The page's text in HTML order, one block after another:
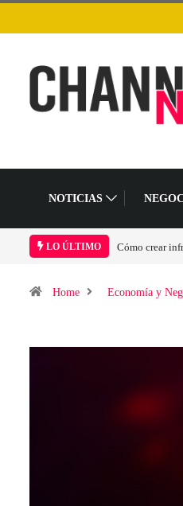
NOTICIAS
LO ÚLTIMO Cómo crear
Home Economía y